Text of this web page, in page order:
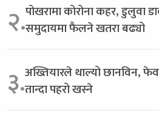
२.पोखरामा कोरोना कहर, डुलुवा
समुदायमा फैलने खतरा बढ्यो
३.अख्तियारले थाल्यो छानविन,
तान्दा पहरो खस्ने